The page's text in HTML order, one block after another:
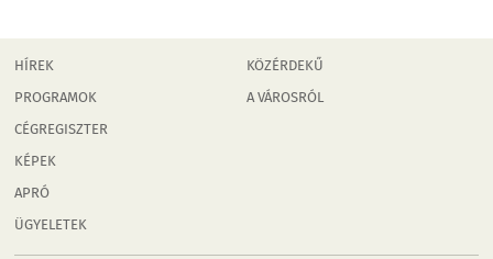
HÍREK
PROGRAMOK
CÉGREGISZTER
KÉPEK
APRÓ
ÜGYELETEK
KÖZÉRDEKŰ
A VÁROSRÓL